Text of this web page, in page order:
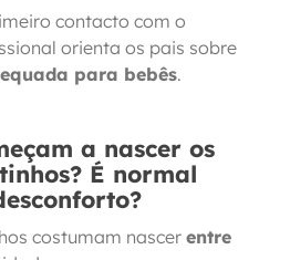
contacto com o
orienta os pais sobre
para bebês.
a nascer os
É normal
costumam nascer entre